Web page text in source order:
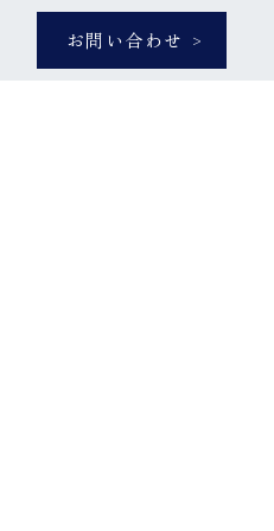
お問い合わせ